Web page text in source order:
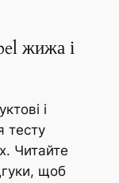
жижа і
і
тесту
Читайте
щоб